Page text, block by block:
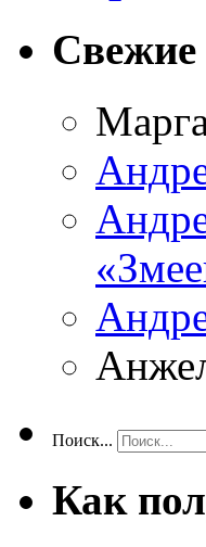
Поиск...
Как